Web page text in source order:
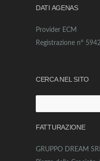
DATI AGENAS
Provider ECM
Registrazione n°
CERCA NEL SITO
per:
FATTURAZIONE
GRUPPO DREAM